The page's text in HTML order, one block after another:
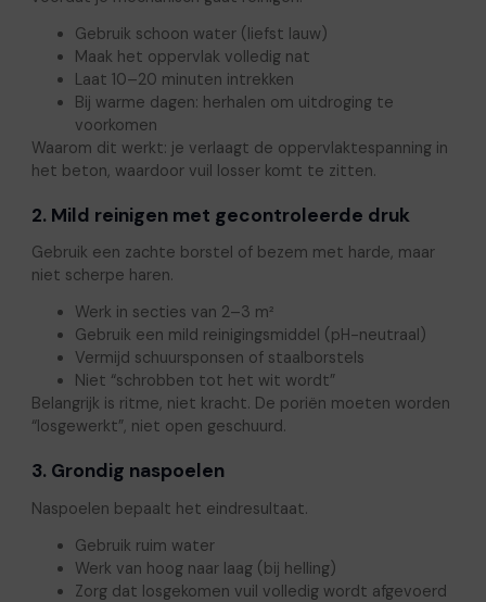
Gebruik schoon water (liefst lauw)
Maak het oppervlak volledig nat
Laat 10–20 minuten intrekken
Bij warme dagen: herhalen om uitdroging te
voorkomen
Waarom dit werkt: je verlaagt de oppervlaktespanning in
het beton, waardoor vuil losser komt te zitten.
2. Mild reinigen met gecontroleerde druk
Gebruik een zachte borstel of bezem met harde, maar
niet scherpe haren.
Werk in secties van 2–3 m²
Gebruik een mild reinigingsmiddel (pH-neutraal)
Vermijd schuursponsen of staalborstels
Niet “schrobben tot het wit wordt”
Belangrijk is ritme, niet kracht. De poriën moeten worden
“losgewerkt”, niet open geschuurd.
3. Grondig naspoelen
Naspoelen bepaalt het eindresultaat.
Gebruik ruim water
Werk van hoog naar laag (bij helling)
Zorg dat losgekomen vuil volledig wordt afgevoerd